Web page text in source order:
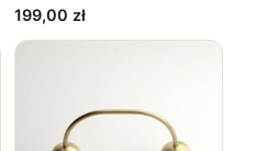
199,00 zł